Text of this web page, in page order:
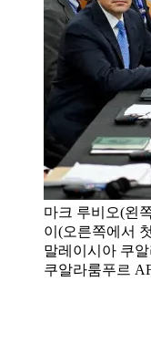
마크 루비오(왼
이(오른쪽에서
말레이시아 쿠
쿠알라룸푸르